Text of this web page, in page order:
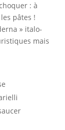
: à
pâtes !
» italo-
mais